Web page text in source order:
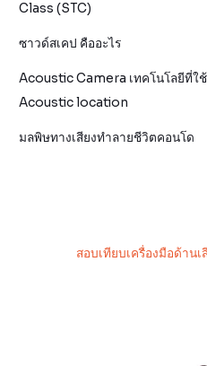
Class (STC)
ซาวด์สเคป คืออะไร
Acoustic Camera เทคโนโลยีที่ใ
Acoustic location
มลพิษทางเสียงทำลายชีวิตคอนโด
สอบเทียบเครื่องมือด้าน